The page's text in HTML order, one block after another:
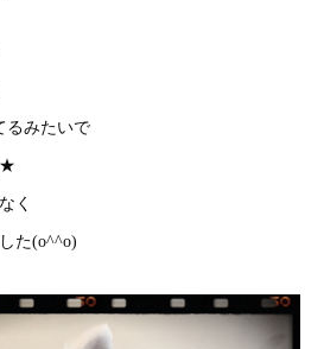
るみたいで
★
く
た(o^^o)